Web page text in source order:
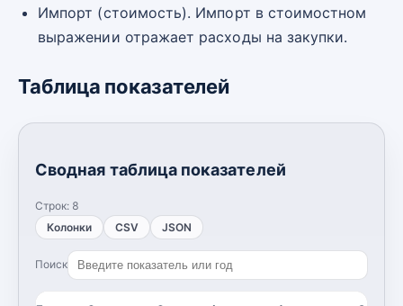
Импорт (стоимость). Импорт в стоимостном
выражении отражает расходы на закупки.
Таблица показателей
Сводная таблица показателей
Строк: 8
Колонки
CSV JSON
Поиск